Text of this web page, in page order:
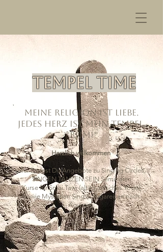
TEMPEL TIME
Meine Religion ist Liebe.
Jedes Herz ist mein Tempel.
*Rumi*
​Herzlich willkommen
​Hier findest Du Angebote zu Singing Circles,
SINGEN TANZEN SEIN Seminaren
Kurse für Smai Tawi (altägyptisches Yoga),
sowie Mysterien Sing & Yogareisen nach
Ägypten.